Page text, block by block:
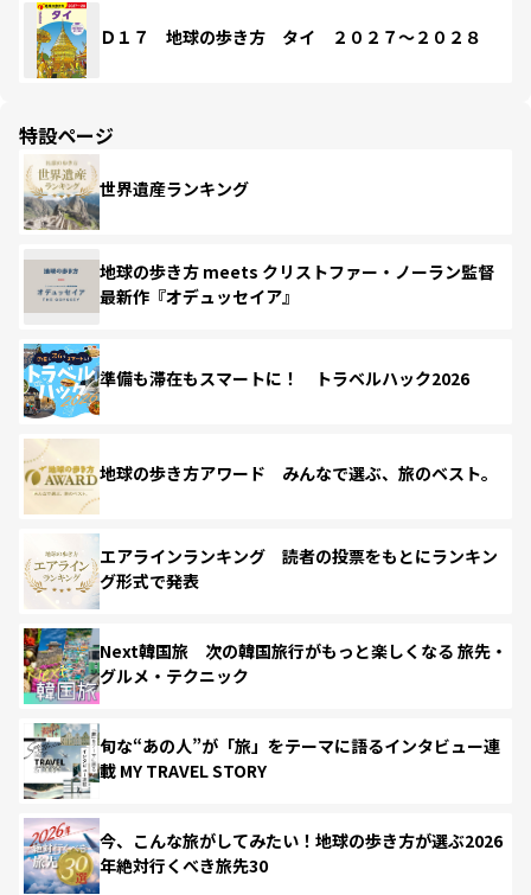
Ｄ１７ 地球の歩き方 タイ ２０２７～２０２８
特設ページ
世界遺産ランキング
地球の歩き方 meets クリストファー・ノーラン監督
最新作『オデュッセイア』
準備も滞在もスマートに！ トラベルハック2026
地球の歩き方アワード みんなで選ぶ、旅のベスト。
エアラインランキング 読者の投票をもとにランキン
グ形式で発表
Next韓国旅 次の韓国旅行がもっと楽しくなる 旅先・
グルメ・テクニック
旬な“あの人”が「旅」をテーマに語るインタビュー連
載 MY TRAVEL STORY
今、こんな旅がしてみたい！地球の歩き方が選ぶ2026
年絶対行くべき旅先30